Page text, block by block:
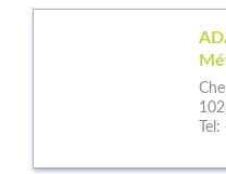
Tel: